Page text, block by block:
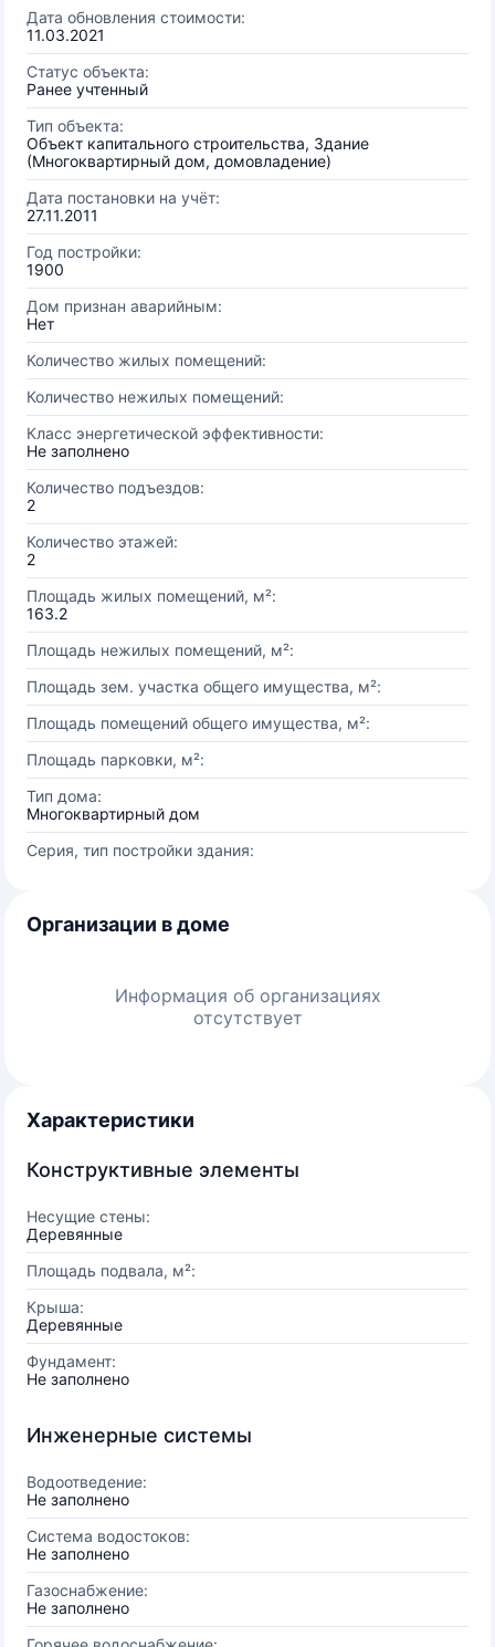
Дата обновления стоимости:
11.03.2021
Статус объекта:
Ранее учтенный
Тип объекта:
Объект капитального строительства, Здание
(Многоквартирный дом, домовладение)
Дата постановки на учёт:
27.11.2011
Год постройки:
1900
Дом признан аварийным:
Нет
Количество жилых помещений:
Количество нежилых помещений:
Класс энергетической эффективности:
Не заполнено
Количество подъездов:
2
Количество этажей:
2
Площадь жилых помещений, м²:
163.2
Площадь нежилых помещений, м²:
Площадь зем. участка общего имущества, м²:
Площадь помещений общего имущества, м²:
Площадь парковки, м²:
Тип дома:
Многоквартирный дом
Серия, тип постройки здания:
Организации в доме
Информация об организациях
отсутствует
Характеристики
Конструктивные элементы
Несущие стены:
Деревянные
Площадь подвала, м²:
Крыша:
Деревянные
Фундамент:
Не заполнено
Инженерные системы
Водоотведение:
Не заполнено
Система водостоков:
Не заполнено
Газоснабжение:
Не заполнено